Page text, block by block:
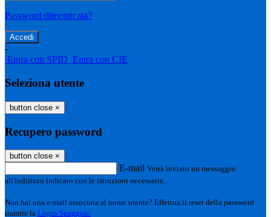
Password dimenticata?
-
Entra con SPID Entra con CIE
Seleziona utente
button close ×
Recupero password
button close ×
E-mail Verrà inviato un messaggio
all'indirizzo indicato con le istruzioni necessarie.
Non hai una e-mail associata al nome utente? Effettua il reset della password
tramite la Login Spaggiari